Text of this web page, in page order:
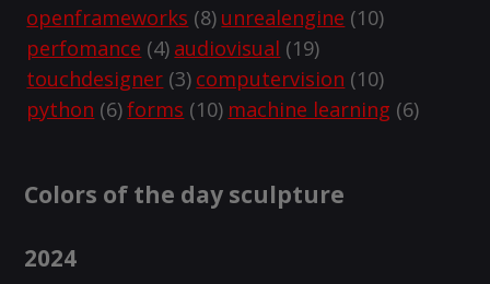
openframeworks (8) unrealengine (10)
perfomance (4) audiovisual (19)
touchdesigner (3) computervision (10)
python (6)forms (10) machine learning (6)
Colors of the day sculpture
2024